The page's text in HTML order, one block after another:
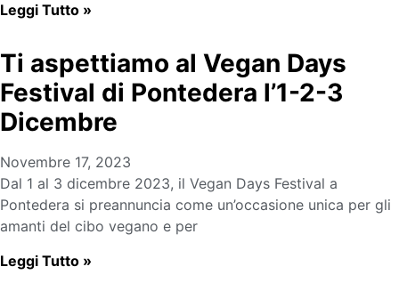
Leggi Tutto »
Ti aspettiamo al Vegan Days
Festival di Pontedera l’1-2-3
Dicembre
Novembre 17, 2023
Dal 1 al 3 dicembre 2023, il Vegan Days Festival a
Pontedera si preannuncia come un’occasione unica per gli
amanti del cibo vegano e per
Leggi Tutto »